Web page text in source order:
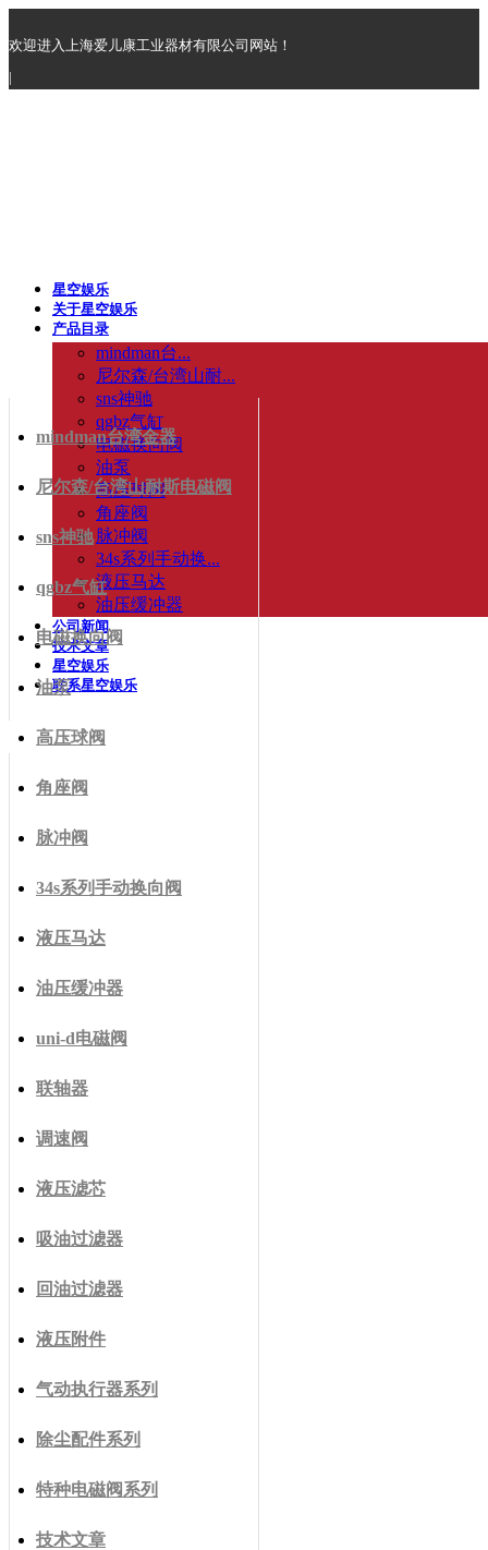
欢迎进入上海爱儿康工业器材有限公司网站！
|
星空娱乐
关于星空娱乐
产品目录
mindman台...
尼尔森/台湾山耐...
sns神驰
qgbz气缸
电磁换向阀
油泵
高压球阀
角座阀
脉冲阀
34s系列手动换...
液压马达
油压缓冲器
公司新闻
技术文章
星空娱乐
联系星空娱乐
mindman台湾金器
尼尔森/台湾山耐斯电磁阀
sns神驰
qgbz气缸
电磁换向阀
油泵
高压球阀
角座阀
脉冲阀
34s系列手动换向阀
液压马达
油压缓冲器
uni-d电磁阀
联轴器
调速阀
液压滤芯
吸油过滤器
回油过滤器
液压附件
气动执行器系列
除尘配件系列
特种电磁阀系列
技术文章